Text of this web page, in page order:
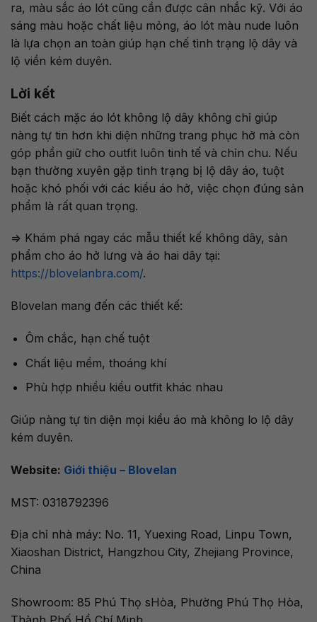
ra, màu sắc áo lót cũng cần được cân nhắc kỹ. Với áo
sáng màu hoặc chất liệu mỏng, áo lót màu nude luôn
là lựa chọn an toàn giúp hạn chế tình trạng lộ dây và
lộ viền kém duyên.
Lời kết
Biết cách mặc áo lót không lộ dây không chỉ giúp
nàng tự tin hơn khi diện những trang phục hở mà còn
góp phần giữ cho outfit luôn tinh tế và chỉn chu. Nếu
bạn thường xuyên gặp tình trạng bị lộ dây áo, tuột
hoặc khó phối với các kiểu áo hở, việc chọn đúng sản
phẩm là rất quan trọng.
=> Khám phá ngay các mẫu thiết kế không dây, sản
phẩm cho áo hở lưng và áo hai dây tại:
https://blovelanbra.com/.
Blovelan mang đến các thiết kế:
Ôm chắc, hạn chế tuột
Chất liệu mềm, thoáng khí
Phù hợp nhiều kiểu outfit khác nhau
Giúp nàng tự tin diện mọi kiểu áo mà không lo lộ dây
kém duyên.
Website: Giới thiệu – Blovelan
MST: 0318792396
Địa chỉ nhà máy: No. 11, Yuexing Road, Linpu Town,
Xiaoshan District, Hangzhou City, Zhejiang Province,
China
Showroom: 85 Phú Thọ sHòa, Phường Phú Thọ Hòa,